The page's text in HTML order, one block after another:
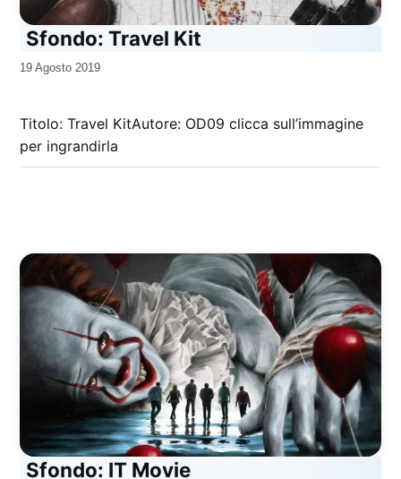
Sfondo: Travel Kit
da
19 Agosto 2019
Titolo: Travel KitAutore: OD09 clicca sull’immagine
per ingrandirla
Sfondo: IT Movie